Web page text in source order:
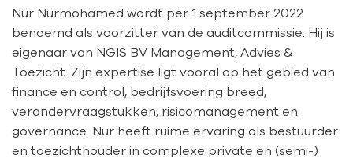
Nur Nurmohamed wordt per 1 september 2022
benoemd als voorzitter van de auditcommissie. Hij is
eigenaar van NGIS BV Management, Advies &
Toezicht. Zijn expertise ligt vooral op het gebied van
finance en control, bedrijfsvoering breed,
verandervraagstukken, risicomanagement en
governance. Nur heeft ruime ervaring als bestuurder
en toezichthouder in complexe private en (semi-)